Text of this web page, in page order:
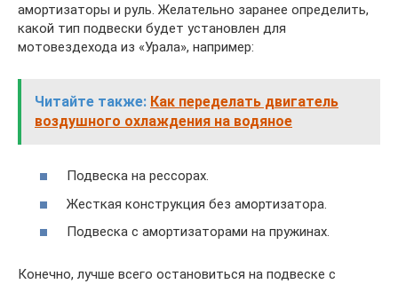
амортизаторы и руль. Желательно заранее определить,
какой тип подвески будет установлен для
мотовездехода из «Урала», например:
Читайте также: Как переделать двигатель
воздушного охлаждения на водяное
Подвеска на рессорах.
Жесткая конструкция без амортизатора.
Подвеска с амортизаторами на пружинах.
Конечно, лучше всего остановиться на подвеске с